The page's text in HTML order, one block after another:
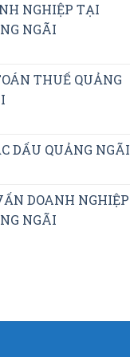
NGHIỆP TẠI
NGÃI
THUẾ QUẢNG
DẤU QUẢNG NGÃI
DOANH NGHIỆP
NGÃI